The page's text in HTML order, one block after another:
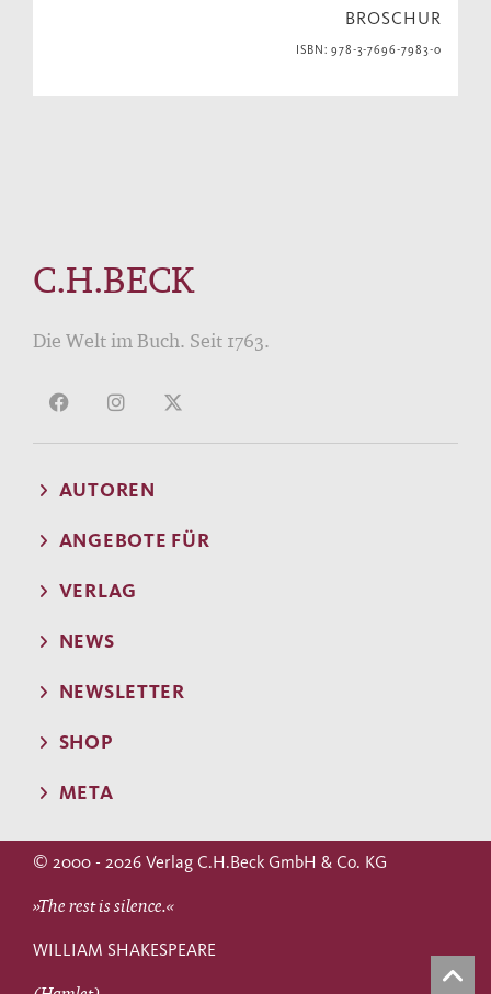
BROSCHUR
ISBN: 978-3-7696-7983-0
C.H.BECK
Die Welt im Buch. Seit 1763.
AUTOREN
ANGEBOTE FÜR
VERLAG
NEWS
NEWSLETTER
SHOP
META
© 2000 - 2026 Verlag C.H.Beck GmbH & Co. KG
»The rest is silence.«
WILLIAM SHAKESPEARE